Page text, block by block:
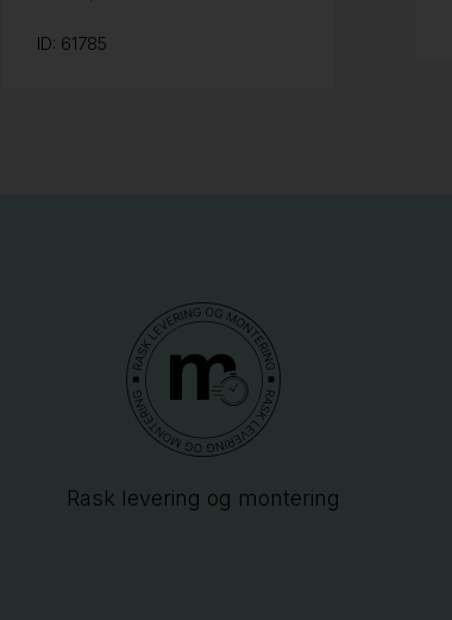
ID: 61785
Rask levering og montering